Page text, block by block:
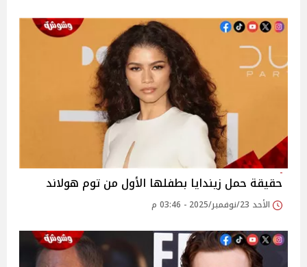
حقيقة حمل زيندايا بطفلها الأول من توم هولاند
الأحد 23/نوفمبر/2025 - 03:46 م